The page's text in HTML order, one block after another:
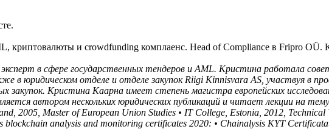
криптовалюты и crowdfunding комплаенс. Head of Compliance в Fripro
в сфере государственных тендеров и AML. Кристина работала
в юридическом отделе и отделе закупок Riigi Kinnisvara AS, участвуя в
закупок. Кристина Каарна имеет степень магистра европейских
автором нескольких юридических публикаций и читает лекции на
2005, Master of European Union Studies • IT College, Estonia, 2012,
blockchain analysis and monitoring certificates 2020: • Chainalysis KYT